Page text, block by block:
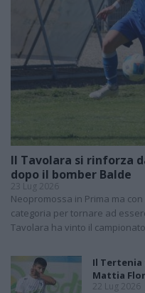
Il Tavolara si rinforza
dopo il bomber Balde
23 Lug 2026
Neopromossa in Prima ma
categoria per tornare ad
Tavolara ha vinto il
Il Tertenia
Mattia
22 Lug 2026